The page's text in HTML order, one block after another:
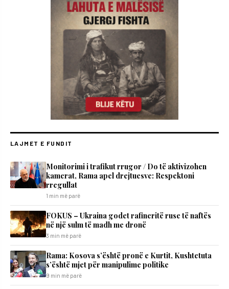
LAJMET E FUNDIT
Monitorimi i trafikut rrugor / Do të aktivizohen
kamerat, Rama apel drejtuesve: Respektoni
rregullat
1 min më parë
FOKUS – Ukraina godet rafineritë ruse të naftës
në një sulm të madh me dronë
3 min më parë
​Rama: Kosova s’është pronë e Kurtit, Kushtetuta
s’është mjet për manipulime politike
9 min më parë